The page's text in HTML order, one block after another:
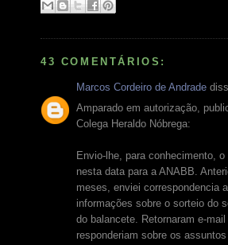
43 COMENTÁRIOS:
Marcos Cordeiro de Andrade
Amparado em autorização,
Colega Heraldo Nóbrega:
Envio-lhe, para conhecimento,
nesta data para a ANABB.
meses, enviei correspondencia
informações sobre o sorteio do
do balancete. Retornaram e-
responderiam sobre os